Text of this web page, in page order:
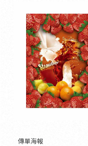
傳單海報